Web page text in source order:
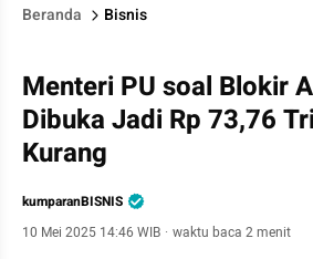
Beranda Bisnis
Menteri PU soal Blokir
Dibuka Jadi Rp 73,76
Kurang
kumparanBISNIS
10 Mei 2025 14:46 WIB · waktu baca 2 menit